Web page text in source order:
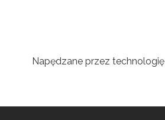
Napędzane przez technologię